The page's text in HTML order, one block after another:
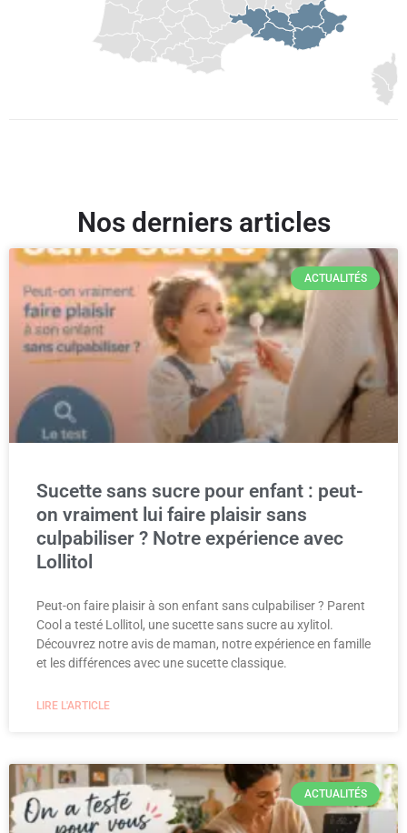
Nos derniers articles
ACTUALITÉS
Sucette sans sucre pour enfant : peut-
on vraiment lui faire plaisir sans
culpabiliser ? Notre expérience avec
Lollitol
Peut-on faire plaisir à son enfant sans culpabiliser ? Parent
Cool a testé Lollitol, une sucette sans sucre au xylitol.
Découvrez notre avis de maman, notre expérience en famille
et les différences avec une sucette classique.
LIRE L'ARTICLE
ACTUALITÉS